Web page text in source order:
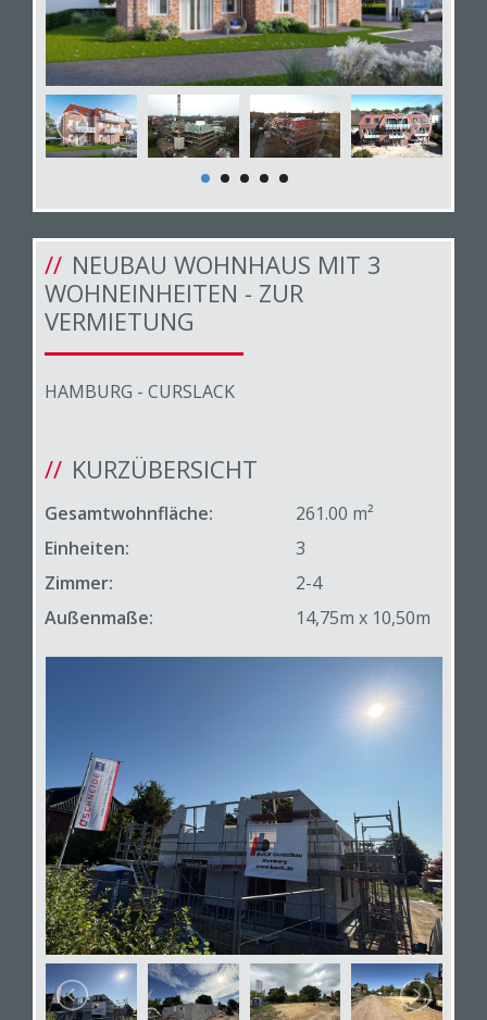
NEUBAU WOHNHAUS MIT 3
WOHNEINHEITEN - ZUR
VERMIETUNG
HAMBURG - CURSLACK
KURZÜBERSICHT
Gesamtwohnfläche:
261.00 m²
Einheiten:
3
Zimmer:
2-4
Außenmaße:
14,75m x 10,50m